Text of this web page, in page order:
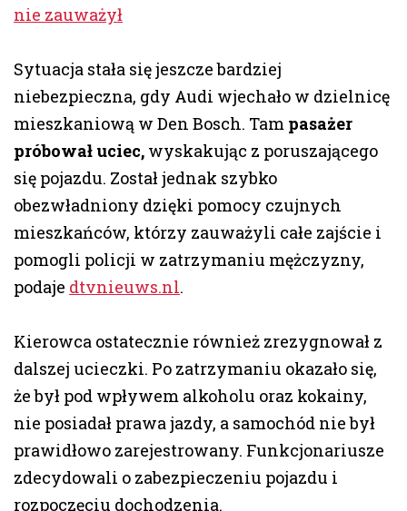
nie zauważył
Sytuacja stała się jeszcze bardziej
niebezpieczna, gdy Audi wjechało w dzielnicę
mieszkaniową w Den Bosch. Tam pasażer
próbował uciec, wyskakując z poruszającego
się pojazdu. Został jednak szybko
obezwładniony dzięki pomocy czujnych
mieszkańców, którzy zauważyli całe zajście i
pomogli policji w zatrzymaniu mężczyzny,
podaje dtvnieuws.nl.
Kierowca ostatecznie również zrezygnował z
dalszej ucieczki. Po zatrzymaniu okazało się,
że był pod wpływem alkoholu oraz kokainy,
nie posiadał prawa jazdy, a samochód nie był
prawidłowo zarejestrowany. Funkcjonariusze
zdecydowali o zabezpieczeniu pojazdu i
rozpoczęciu dochodzenia.